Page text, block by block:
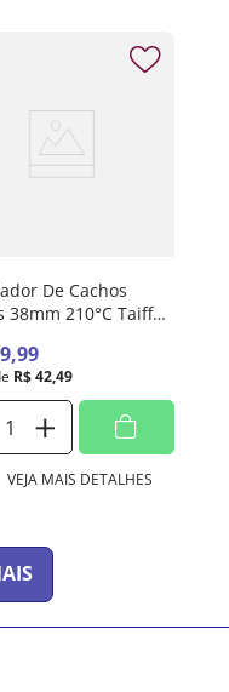
De Cachos
38mm 210°C Taiff
,99
R$ 42,49
VEJA MAIS DETALHES